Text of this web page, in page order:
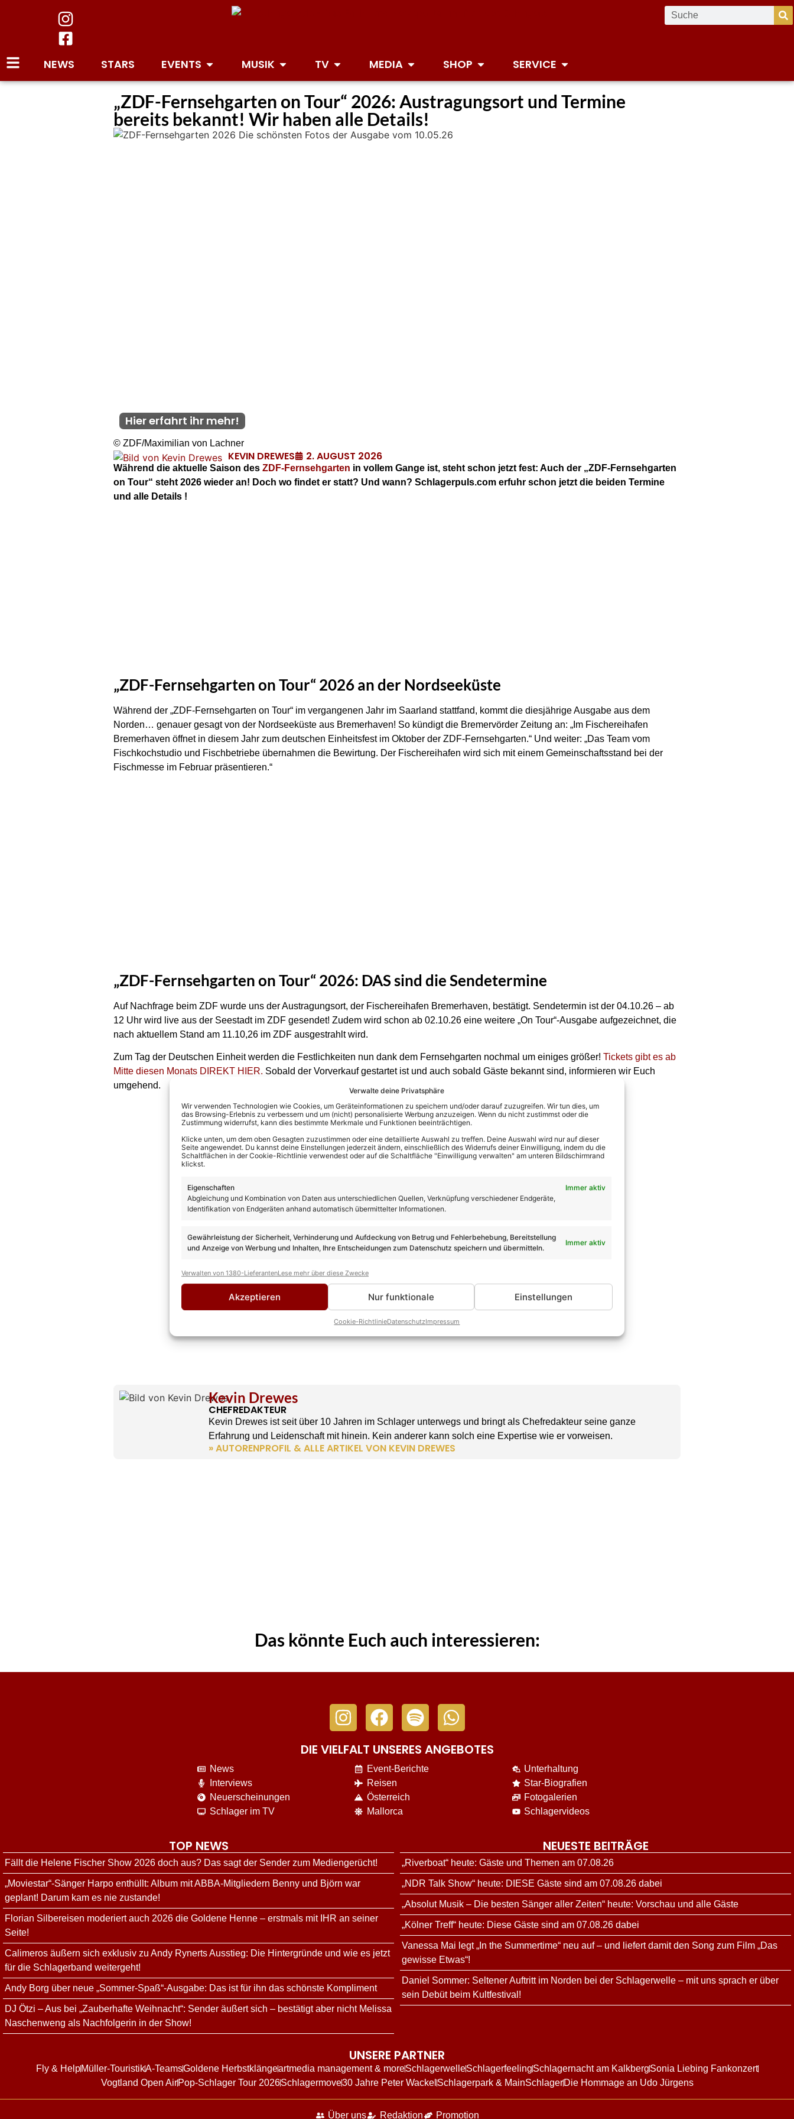
Verwalte deine Privatsphäre
Wir verwenden Technologien wie Cookies, um Geräteinformationen zu speichern und/oder darauf zuzugreifen. Wir tun dies, um
das Browsing-Erlebnis zu verbessern und um (nicht) personalisierte Werbung anzuzeigen. Wenn du nicht zustimmst oder die
Zustimmung widerrufst, kann dies bestimmte Merkmale und Funktionen beeinträchtigen.
Klicke unten, um dem oben Gesagten zuzustimmen oder eine detaillierte Auswahl zu treffen. Deine Auswahl wird nur auf dieser
Seite angewendet. Du kannst deine Einstellungen jederzeit ändern, einschließlich des Widerrufs deiner Einwilligung, indem du die
Schaltflächen in der Cookie-Richtlinie verwendest oder auf die Schaltfläche "Einwilligung verwalten" am unteren Bildschirmrand
klickst.
Eigenschaften
Immer aktiv
Abgleichung und Kombination von Daten aus unterschiedlichen Quellen, Verknüpfung verschiedener Endgeräte,
Identifikation von Endgeräten anhand automatisch übermittelter Informationen.
Gewährleistung der Sicherheit, Verhinderung und Aufdeckung von Betrug und Fehlerbehebung, Bereitstellung
und Anzeige von Werbung und Inhalten, Ihre Entscheidungen zum Datenschutz speichern und übermitteln.
Immer aktiv
Verwalten von 1380-LieferantenLese mehr über diese Zwecke
Akzeptieren Nur funktionale Einstellungen
Cookie-RichtlinieDatenschutzImpressum
NEWS STARS EVENTS MUSIK TV MEDIA SHOP SERVICE
„ZDF-Fernsehgarten on Tour“ 2026: Austragungsort und Termine
bereits bekannt! Wir haben alle Details!
Hier erfahrt ihr mehr!
© ZDF/Maximilian von Lachner
KEVIN DREWES 2. AUGUST 2026
Während die aktuelle Saison des ZDF-Fernsehgarten in vollem Gange ist, steht schon jetzt fest: Auch der „ZDF-Fernsehgarten
on Tour“ steht 2026 wieder an! Doch wo findet er statt? Und wann? Schlagerpuls.com erfuhr schon jetzt die beiden Termine
und alle Details !
„ZDF-Fernsehgarten on Tour“ 2026 an der Nordseeküste
Während der „ZDF-Fernsehgarten on Tour“ im vergangenen Jahr im Saarland stattfand, kommt die diesjährige Ausgabe aus dem
Norden… genauer gesagt von der Nordseeküste aus Bremerhaven! So kündigt die Bremervörder Zeitung an: „Im Fischereihafen
Bremerhaven öffnet in diesem Jahr zum deutschen Einheitsfest im Oktober der ZDF-Fernsehgarten.“ Und weiter: „Das Team vom
Fischkochstudio und Fischbetriebe übernahmen die Bewirtung. Der Fischereihafen wird sich mit einem Gemeinschaftsstand bei der
Fischmesse im Februar präsentieren.“
„ZDF-Fernsehgarten on Tour“ 2026: DAS sind die Sendetermine
Auf Nachfrage beim ZDF wurde uns der Austragungsort, der Fischereihafen Bremerhaven, bestätigt. Sendetermin ist der 04.10.26 – ab
12 Uhr wird live aus der Seestadt im ZDF gesendet! Zudem wird schon ab 02.10.26 eine weitere „On Tour“-Ausgabe aufgezeichnet, die
nach aktuellem Stand am 11.10,26 im ZDF ausgestrahlt wird.
Zum Tag der Deutschen Einheit werden die Festlichkeiten nun dank dem Fernsehgarten nochmal um einiges größer! Tickets gibt es ab
Mitte diesen Monats DIREKT HIER. Sobald der Vorverkauf gestartet ist und auch sobald Gäste bekannt sind, informieren wir Euch
umgehend.
Kevin Drewes
CHEFREDAKTEUR
Kevin Drewes ist seit über 10 Jahren im Schlager unterwegs und bringt als Chefredakteur seine ganze
Erfahrung und Leidenschaft mit hinein. Kein anderer kann solch eine Expertise wie er vorweisen.
» AUTORENPROFIL & ALLE ARTIKEL VON KEVIN DREWES
Das könnte Euch auch interessieren:
DIE VIELFALT UNSERES ANGEBOTES
News
Interviews
Neuerscheinungen
Schlager im TV
Event-Berichte
Reisen
Österreich
Mallorca
Unterhaltung
Star-Biografien
Fotogalerien
Schlagervideos
TOP NEWS
Fällt die Helene Fischer Show 2026 doch aus? Das sagt der Sender zum Mediengerücht!
„Moviestar“-Sänger Harpo enthüllt: Album mit ABBA-Mitgliedern Benny und Björn war
geplant! Darum kam es nie zustande!
Florian Silbereisen moderiert auch 2026 die Goldene Henne – erstmals mit IHR an seiner
Seite!
Calimeros äußern sich exklusiv zu Andy Rynerts Ausstieg: Die Hintergründe und wie es jetzt
für die Schlagerband weitergeht!
Andy Borg über neue „Sommer-Spaß“-Ausgabe: Das ist für ihn das schönste Kompliment
DJ Ötzi – Aus bei „Zauberhafte Weihnacht“: Sender äußert sich – bestätigt aber nicht Melissa
Naschenweng als Nachfolgerin in der Show!
NEUESTE BEITRÄGE
„Riverboat“ heute: Gäste und Themen am 07.08.26
„NDR Talk Show“ heute: DIESE Gäste sind am 07.08.26 dabei
„Absolut Musik – Die besten Sänger aller Zeiten“ heute: Vorschau und alle Gäste
„Kölner Treff“ heute: Diese Gäste sind am 07.08.26 dabei
Vanessa Mai legt „In the Summertime“ neu auf – und liefert damit den Song zum Film „Das
gewisse Etwas“!
Daniel Sommer: Seltener Auftritt im Norden bei der Schlagerwelle – mit uns sprach er über
sein Debüt beim Kultfestival!
UNSERE PARTNER
Fly & HelpMüller-TouristikA-TeamsGoldene Herbstklängeartmedia management & moreSchlagerwelleSchlagerfeelingSchlagernacht am KalkbergSonia Liebing Fankonzert
Vogtland Open AirPop-Schlager Tour 2026Schlagermove30 Jahre Peter Wackel Schlagerpark & MainSchlagerDie Hommage an Udo Jürgens
Über uns Redaktion Promotion